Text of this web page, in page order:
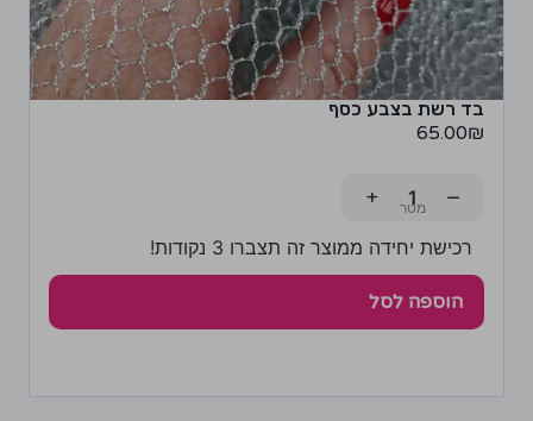
בד רשת בצבע כסף
65.00₪
−
+
רכישת יחידה ממוצר זה תצברו 3 נקודות!
הוספה לסל